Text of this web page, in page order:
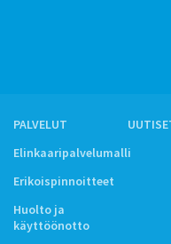
PALVELUT
Elinkaaripalvelumalli
Erikoispinnoitteet
Huolto ja
käyttöönotto